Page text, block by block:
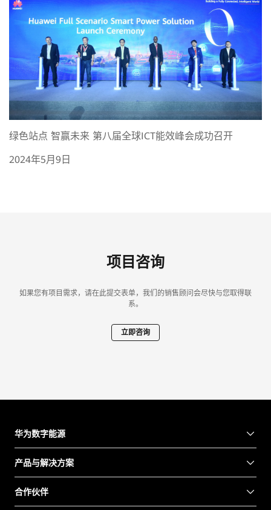
绿色站点 智赢未来 第八届全球ICT能效峰会成功召开
2024年5月9日
项目咨询
如果您有项目需求，请在此提交表单，我们的销售顾问会尽快与您取得联
系。
立即咨询
华为数字能源
产品与解决方案
合作伙伴